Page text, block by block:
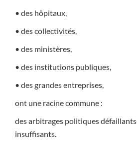
• des hôpitaux,
• des collectivités,
• des ministères,
• des institutions publiques,
• des grandes entreprises,
ont une racine commune :
des arbitrages politiques
insuffisants.